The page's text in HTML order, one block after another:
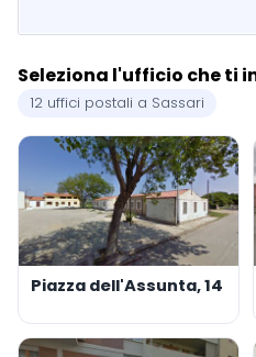
Seleziona l'ufficio che ti
12 uffici postali a Sassari
Piazza dell'Assunta, 14